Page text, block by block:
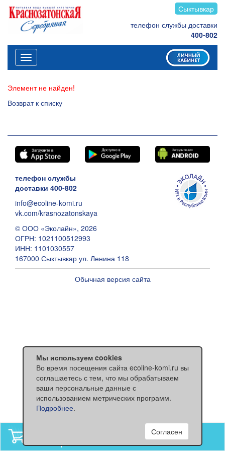
Сыктывкар
телефон службы доставки
400-802
Меню
Элемент не найден!
Возврат к списку
телефон службы
доставки 400-802
info@ecoline-komi.ru
vk.com/krasnozatonskaya
© ООО «Эколайн», 2026
ОГРН: 1021100512993
ИНН: 1101030557
167000 Сыктывкар ул. Ленина 118
Обычная версия сайта
нет товаров
Мы используем cookies
Во время посещения сайта ecoline-komi.ru вы
соглашаетесь с тем, что мы обрабатываем
ваши персональные данные с
использованием метрических программ.
Подробнее.
Согласен